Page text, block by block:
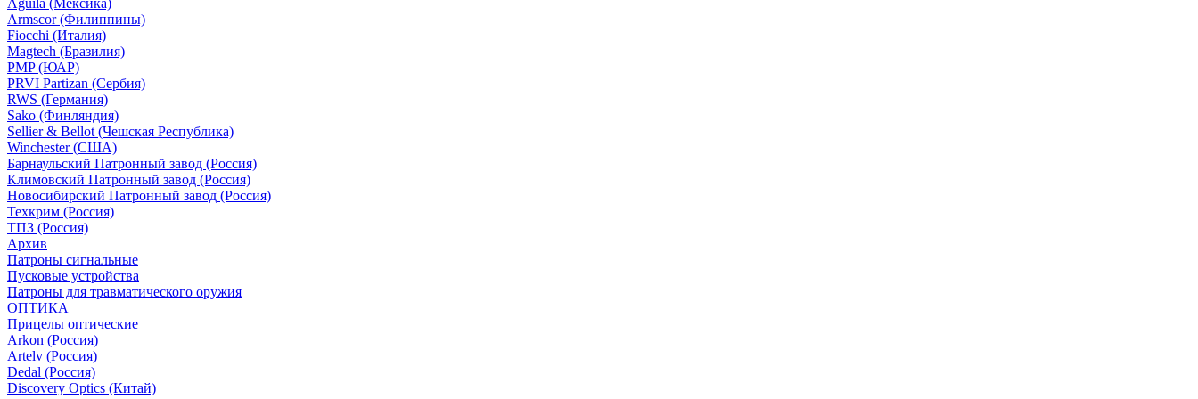
Aguila (Мексика)
Armscor (Филиппины)
Fiocchi (Италия)
Magtech (Бразилия)
PMP (ЮАР)
PRVI Partizan (Сербия)
RWS (Германия)
Sako (Финляндия)
Sellier & Bellot (Чешская Республика)
Winchester (США)
Барнаульский Патронный завод (Россия)
Климовский Патронный завод (Россия)
Новосибирский Патронный завод (Россия)
Техкрим (Россия)
ТПЗ (Россия)
Архив
Патроны сигнальные
Пусковые устройства
Патроны для травматического оружия
ОПТИКА
Прицелы оптические
Arkon (Россия)
Artelv (Россия)
Dedal (Россия)
Discovery Optics (Китай)